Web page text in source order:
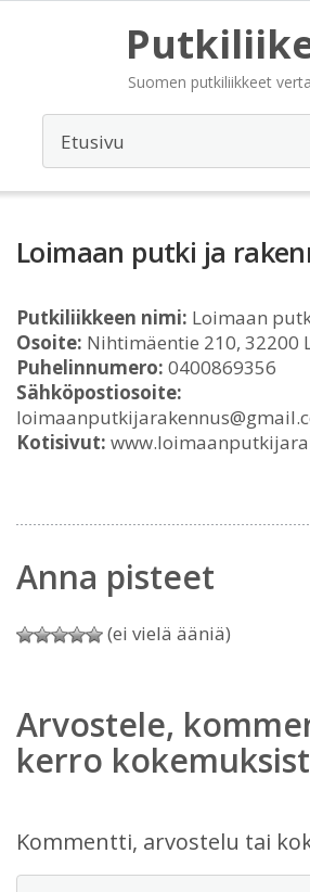
Suomen putkiliikkeet
Loimaan putki ja
Putkiliikkeen nimi: Loimaan
Osoite: Nihtimäentie 210, 32200
Puhelinnumero: 0400869356
Sähköpostiosoite:
Kotisivut:
Anna pisteet
(ei vielä ääniä)
Arvostele,
kerro
Kommentti, arvostelu tai